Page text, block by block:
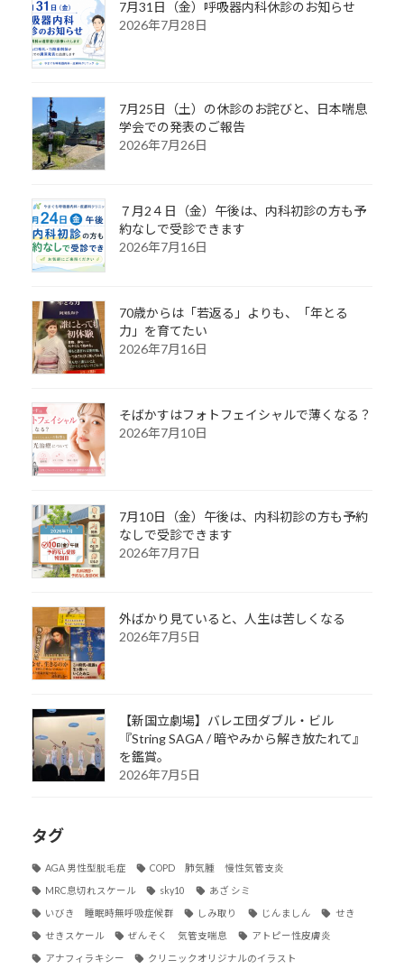
7月31日（金）呼吸器内科休診のお知らせ
2026年7月28日
7月25日（土）の休診のお詫びと、日本喘息
学会での発表のご報告
2026年7月26日
７月2４日（金）午後は、内科初診の方も予
約なしで受診できます
2026年7月16日
70歳からは「若返る」よりも、「年とる
力」を育てたい
2026年7月16日
そばかすはフォトフェイシャルで薄くなる？
2026年7月10日
7月10日（金）午後は、内科初診の方も予約
なしで受診できます
2026年7月7日
外ばかり見ていると、人生は苦しくなる
2026年7月5日
【新国立劇場】バレエ団ダブル・ビル
『String SAGA / 暗やみから解き放たれて』
を鑑賞。
2026年7月5日
タグ
AGA 男性型脱毛症 COPD 肺気腫 慢性気管支炎
MRC息切れスケール sky10 あざ シミ
いびき 睡眠時無呼吸症候群 しみ取り じんましん せき
せきスケール ぜんそく 気管支喘息 アトピー性皮膚炎
アナフィラキシー クリニックオリジナルのイラスト